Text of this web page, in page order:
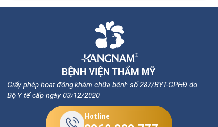
Giấy phép hoạt động khám chữa bệnh số 287/BYT-GPHĐ do
Bộ Y tế cấp ngày 03/12/2020
Hotline